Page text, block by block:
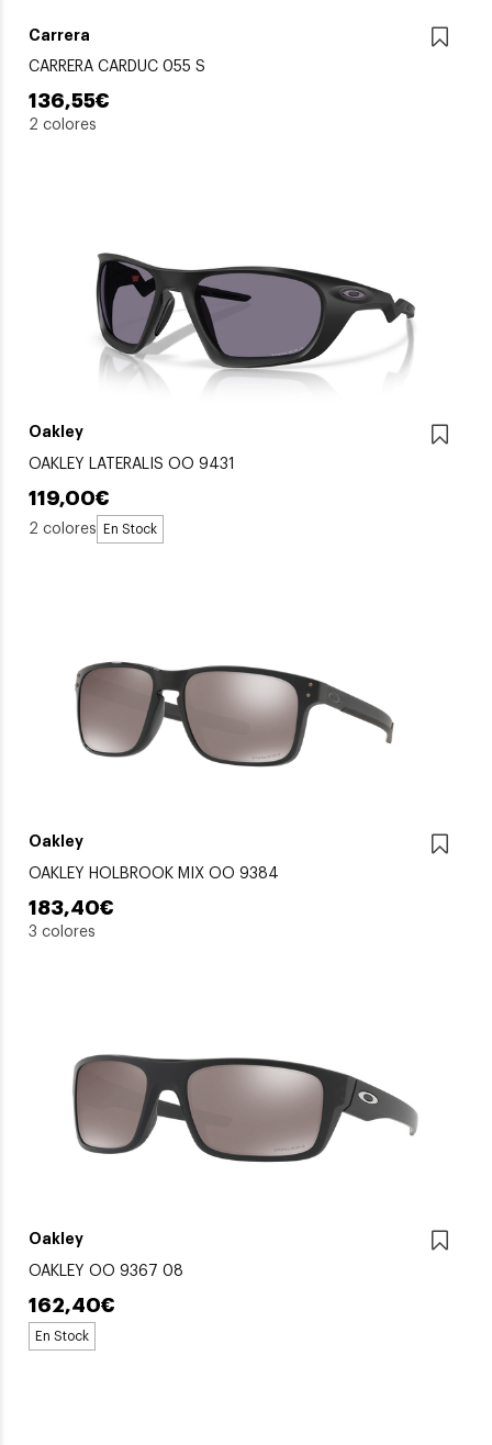
Carrera
CARRERA CARDUC 055 S
136,55€
2 colores
Oakley
OAKLEY LATERALIS OO 9431
119,00€
2 colores En Stock
Oakley
OAKLEY HOLBROOK MIX OO 9384
183,40€
3 colores
Oakley
OAKLEY OO 9367 08
162,40€
En Stock